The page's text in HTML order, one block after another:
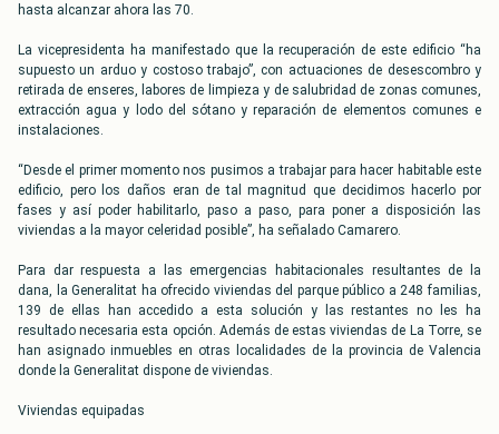
hasta alcanzar ahora las 70.
La vicepresidenta ha manifestado que la recuperación de este edificio “ha
supuesto un arduo y costoso trabajo”, con actuaciones de desescombro y
retirada de enseres, labores de limpieza y de salubridad de zonas comunes,
extracción agua y lodo del sótano y reparación de elementos comunes e
instalaciones.
“Desde el primer momento nos pusimos a trabajar para hacer habitable este
edificio, pero los daños eran de tal magnitud que decidimos hacerlo por
fases y así poder habilitarlo, paso a paso, para poner a disposición las
viviendas a la mayor celeridad posible”, ha señalado Camarero.
Para dar respuesta a las emergencias habitacionales resultantes de la
dana, la Generalitat ha ofrecido viviendas del parque público a 248 familias,
139 de ellas han accedido a esta solución y las restantes no les ha
resultado necesaria esta opción. Además de estas viviendas de La Torre, se
han asignado inmuebles en otras localidades de la provincia de Valencia
donde la Generalitat dispone de viviendas.
Viviendas equipadas